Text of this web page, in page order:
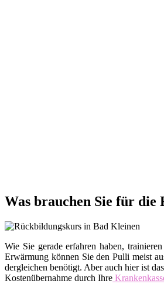
Was brauchen Sie für
Wie Sie gerade erfahren haben,
Erwärmung können Sie den Pulli meist
dergleichen benötigt. Aber auch hier ist
Kostenübernahme durch Ihre